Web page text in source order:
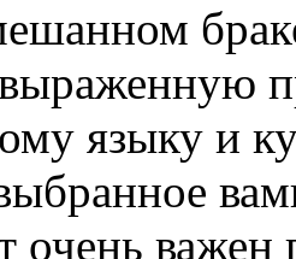
языку и
очень